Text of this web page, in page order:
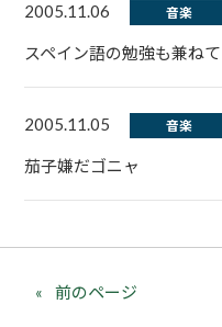
2005.11.06 音楽
スペイン語の勉強も兼ね
2005.11.05 音楽
茄子嫌だゴニャ
前のページ